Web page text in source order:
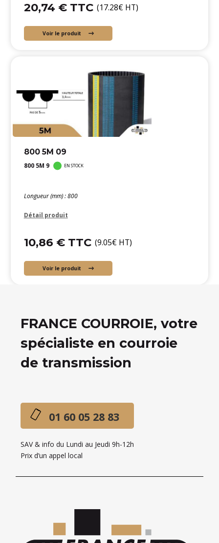
20,74 € TTC (17.28€ HT)
Voir le produit
800 5M 09
800 5M 9 EN STOCK
Longueur (mm) : 800
Détail produit
10,86 € TTC (9.05€ HT)
Voir le produit
FRANCE COURROIE, votre
spécialiste en courroie
de transmission
01 60 05 28 83
SAV & info du Lundi au Jeudi 9h-12h
Prix d’un appel local